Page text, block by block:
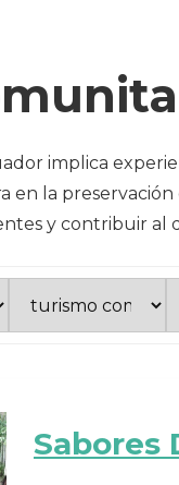
implica
en la
y contribuir al
Sabores